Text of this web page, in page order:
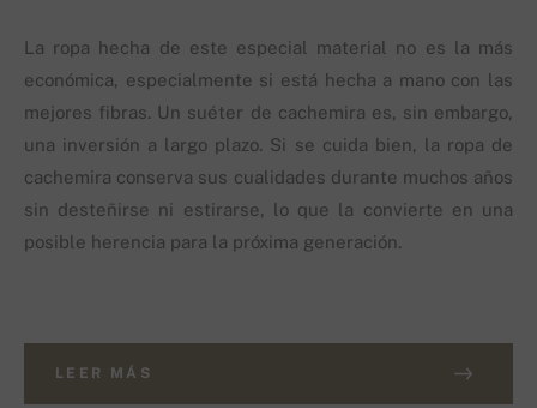
La ropa hecha de este especial material no es la más
económica, especialmente si está hecha a mano con las
mejores fibras. Un suéter de cachemira es, sin embargo,
una inversión a largo plazo. Si se cuida bien, la ropa de
cachemira conserva sus cualidades durante muchos años
sin desteñirse ni estirarse, lo que la convierte en una
posible herencia para la próxima generación.
LEER MÁS